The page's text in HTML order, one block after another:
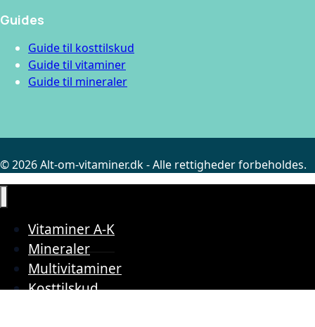
Guides
Guide til kosttilskud
Guide til vitaminer
Guide til mineraler
© 2026 Alt-om-vitaminer.dk - Alle rettigheder forbeholdes.
Vitaminer A-K
Mineraler
Multivitaminer
Kosttilskud